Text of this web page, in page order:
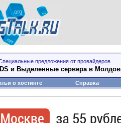
предложения от провайдеров
и Выделенные сервера в
о хостинге Справка